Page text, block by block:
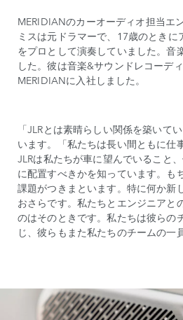
MERIDIANのカーオーディオ担当エ
ミスは元ドラマーで、17歳のときに
をプロとして演奏していました。音
した。彼は音楽&サウンドレコーデ
MERIDIANに入社しました。
「JLRとは素晴らしい関係を築いて
います。「私たちは長い間ともに仕
JLRは私たちが車に望んでいること
に配置すべきかを知っています。も
課題がつきまといます。特に何か新
おさらです。私たちとエンジニアと
のはそのときです。私たちは彼らの
じ、彼らもまた私たちのチームの一